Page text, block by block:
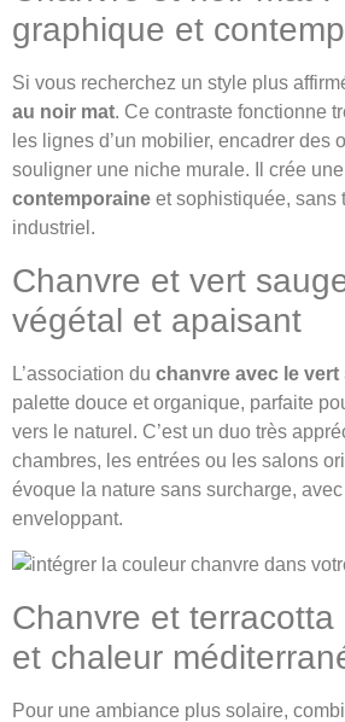
graphique et
Si vous recherchez un style plus
au noir mat. Ce contraste fonctionne
les lignes d’un mobilier, encadrer des
souligner une niche murale. Il crée une
contemporaine et sophistiquée, sans
industriel.
Chanvre et vert
végétal et apaisant
L’association du chanvre avec le vert
palette douce et organique, parfaite
vers le naturel. C’est un duo très
chambres, les entrées ou les salons
évoque la nature sans surcharge,
enveloppant.
Chanvre et terracotta
et chaleur
Pour une ambiance plus solaire,